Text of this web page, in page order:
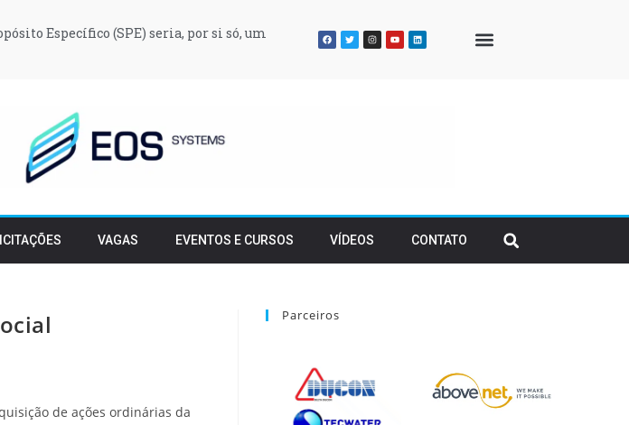
Específico (SPE) seria, por si só, um
VAGAS EVENTOS E CURSOS VÍDEOS CONTATO
de ações ordinárias da
Parceiros